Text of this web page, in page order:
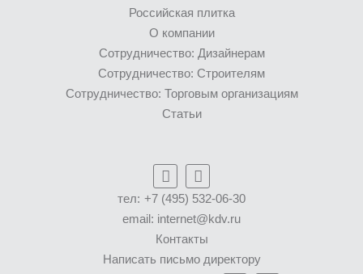
Российская плитка
О компании
Сотрудничество: Дизайнерам
Сотрудничество: Строителям
Сотрудничество: Торговым организациям
Статьи
тел: +7 (495) 532-06-30
email: internet@kdv.ru
Контакты
Написать письмо директору